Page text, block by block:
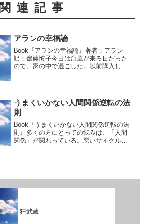
関連記事
アランの幸福論
Book『アランの幸福論』著者：アラン
訳：齋藤慎子今日は台風が来る日だった
ので、家の中で過ごした。以前購入し、
うまくいかない人間関係逆転の法
則
Book『うまくいかない人間関係逆転の法
則』多くの方にとっての悩みは、「人間
関係」が関わっている。悪いサイクルで
狂武蔵